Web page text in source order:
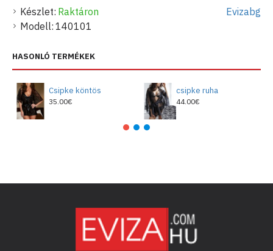
Készlet: Raktáron
Modell: 140101
Evizabg
HASONLÓ TERMÉKEK
Csipke köntös
35.00€
csipke ruha
44.00€